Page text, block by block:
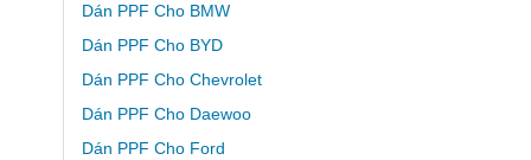
Dán PPF Cho BMW
Dán PPF Cho BYD
Dán PPF Cho Chevrolet
Dán PPF Cho Daewoo
Dán PPF Cho Ford